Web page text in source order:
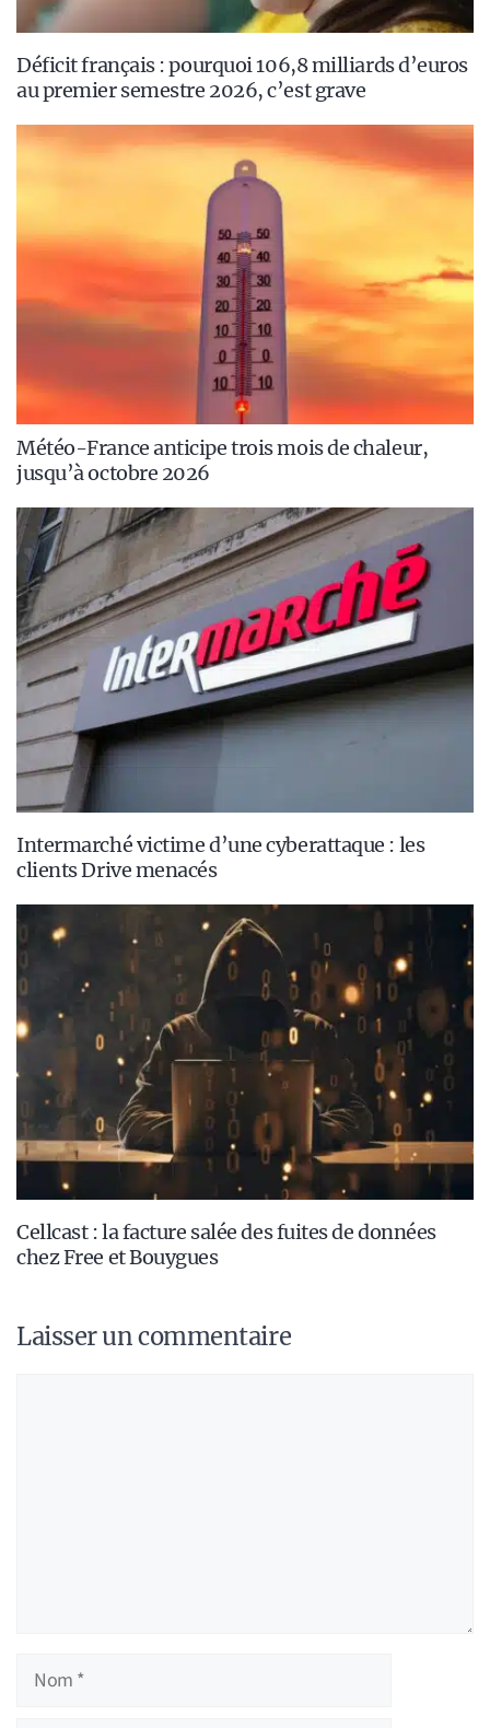
Déficit français : pourquoi 106,8 milliards d’euros
au premier semestre 2026, c’est grave
Météo-France anticipe trois mois de chaleur,
jusqu’à octobre 2026
Intermarché victime d’une cyberattaque : les
clients Drive menacés
Cellcast : la facture salée des fuites de données
chez Free et Bouygues
Laisser un commentaire
Nom